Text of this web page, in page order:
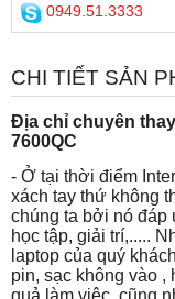
0949.51.3333
CHI TIẾT SẢN
Địa chỉ chuyên thay
7600QC
- Ở tại thời điểm
xách tay thứ không
chúng ta bởi nó đáp
học tập, giải trí,.....
laptop của quý
pin, sạc không vào
quả làm việc, cũng